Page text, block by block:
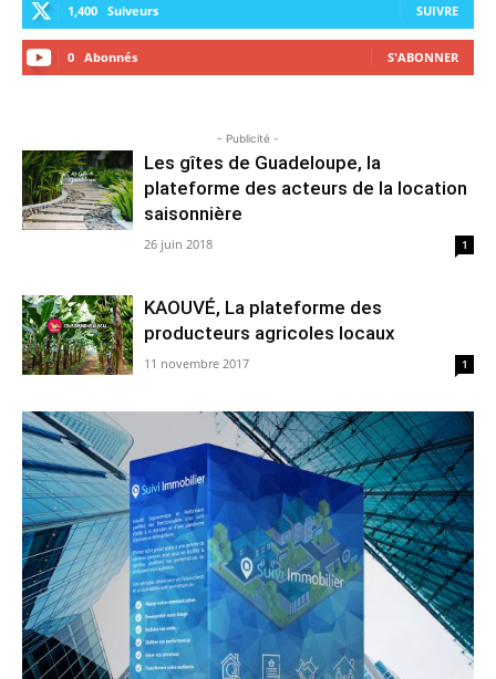
1,400 Suiveurs SUIVRE
0 Abonnés S'ABONNER
- Publicité -
Les gîtes de Guadeloupe, la
plateforme des acteurs de la location
saisonnière
26 juin 2018 1
KAOUVÉ, La plateforme des
producteurs agricoles locaux
11 novembre 2017 1